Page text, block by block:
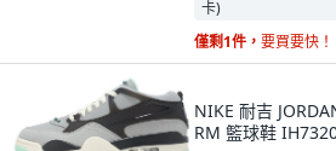
僅剩1件， 要買要快！
NIKE 耐吉
RM 籃球鞋